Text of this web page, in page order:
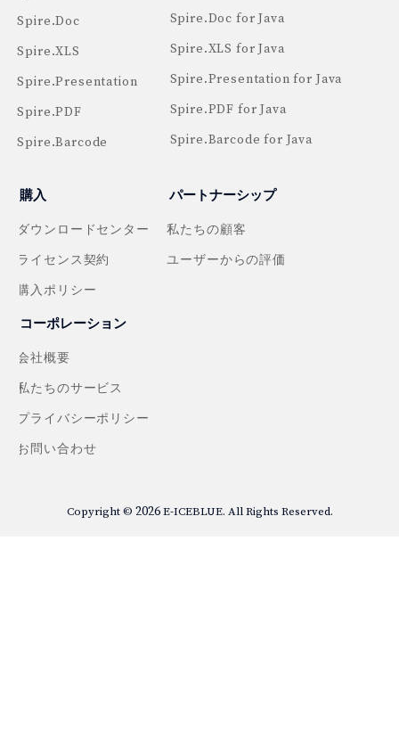
Spire.Doc
Spire.XLS
Spire.Presentation
Spire.PDF
Spire.Barcode
Spire.Doc for Java
Spire.XLS for Java
Spire.Presentation for Java
Spire.PDF for Java
Spire.Barcode for Java
購入
ダウンロードセンター
ライセンス契約
購入ポリシー
パートナーシップ
私たちの顧客
ユーザーからの評価
コーポレーション
会社概要
私たちのサービス
プライバシーポリシー
お問い合わせ
Copyright © 2026E-ICEBLUE. All Rights Reserved.